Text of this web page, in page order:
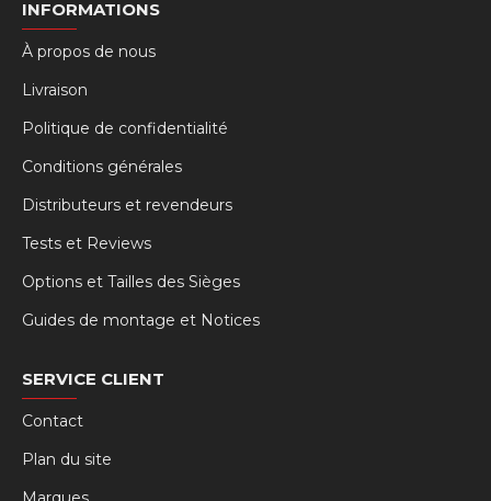
INFORMATIONS
À propos de nous
Livraison
Politique de confidentialité
Conditions générales
Distributeurs et revendeurs
Tests et Reviews
Options et Tailles des Sièges
Guides de montage et Notices
SERVICE CLIENT
Contact
Plan du site